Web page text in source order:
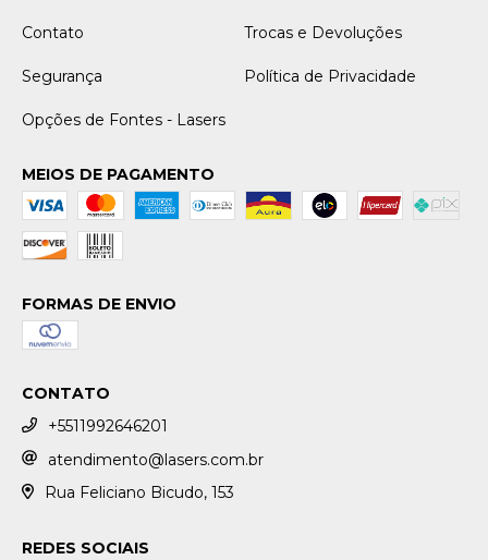
Contato Trocas e Devoluções
Segurança Política de Privacidade
Opções de Fontes - Lasers
MEIOS DE PAGAMENTO
FORMAS DE ENVIO
CONTATO
+5511992646201
atendimento@lasers.com.br
Rua Feliciano Bicudo, 153
REDES SOCIAIS